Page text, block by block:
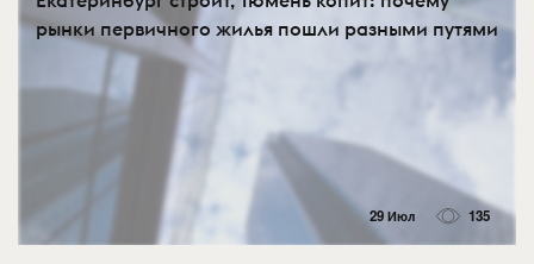
рынки первичного жилья пошли разными путями
29 Июл 135